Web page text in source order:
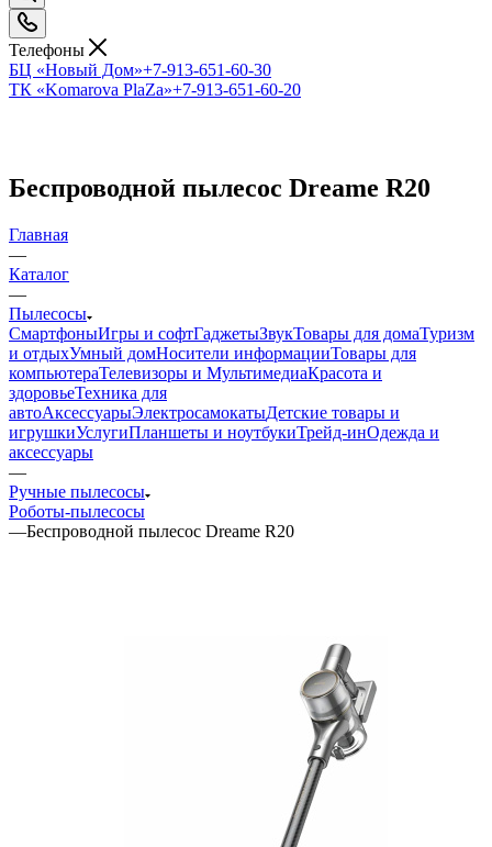
Телефоны
БЦ «Новый Дом»+7-913-651-60-30
ТК «Komarova PlaZa»+7-913-651-60-20
Беспроводной пылесос Dreame R20
Главная
—
Каталог
—
Пылесосы
СмартфоныИгры и софтГаджетыЗвукТовары для домаТуризм
и отдыхУмный домНосители информацииТовары для
компьютераТелевизоры и МультимедиаКрасота и
здоровьеТехника для
автоАксессуарыЭлектросамокатыДетские товары и
игрушкиУслугиПланшеты и ноутбукиТрейд-инОдежда и
аксессуары
—
Ручные пылесосы
Роботы-пылесосы
—Беспроводной пылесос Dreame R20